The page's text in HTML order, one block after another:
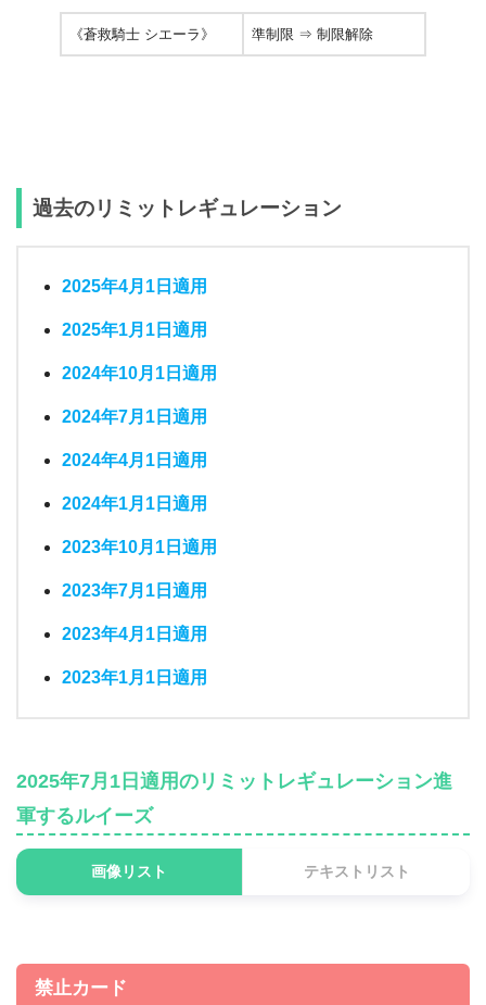
《蒼救騎士 シエーラ》 準制限 ⇒ 制限解除
過去のリミットレギュレーション
2025年4月1日適用
2025年1月1日適用
2024年10月1日適用
2024年7月1日適用
2024年4月1日適用
2024年1月1日適用
2023年10月1日適用
2023年7月1日適用
2023年4月1日適用
2023年1月1日適用
2025年7月1日適用のリミットレギュレーション進
軍するルイーズ
画像リスト テキストリスト
禁止カード